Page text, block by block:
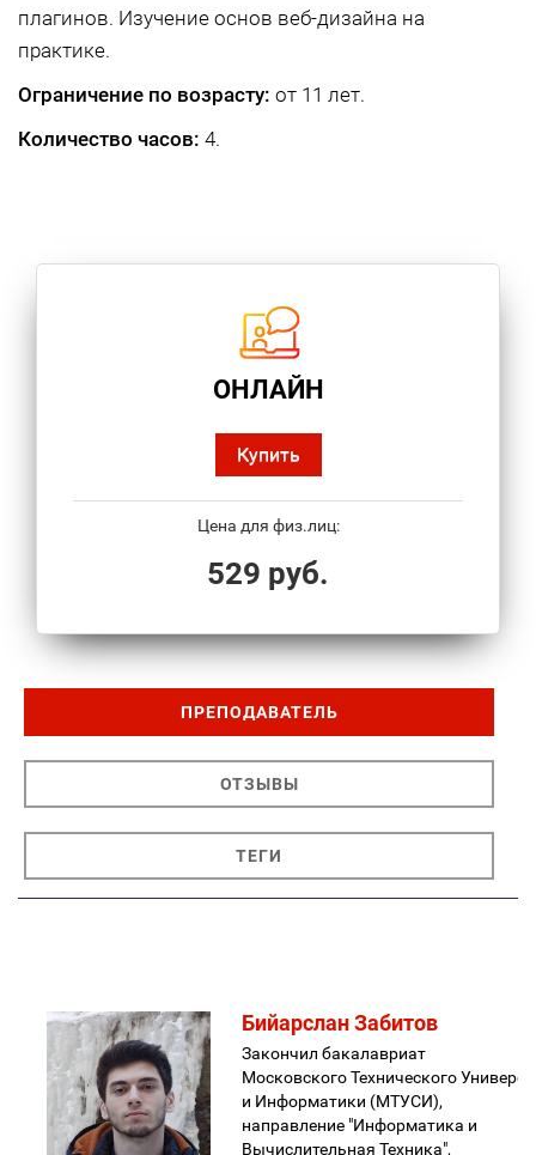
плагинов. Изучение основ веб-дизайна на
практике.
Ограничение по возрасту: от 11 лет.
Количество часов: 4.
ОНЛАЙН
Купить
Цена для физ.лиц:
529 руб.
ПРЕПОДАВАТЕЛЬ
ОТЗЫВЫ
ТЕГИ
Бийарслан Забитов
Закончил бакалавриат
Московского Технического
и Информатики (МТУСИ),
направление "Информатика и
Вычислительная Техника",